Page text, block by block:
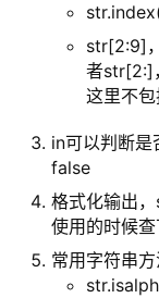
str[2:9]
者str[2:]
这里不
in可以判断
false
格式化输出
使用的时候
常用字符串方